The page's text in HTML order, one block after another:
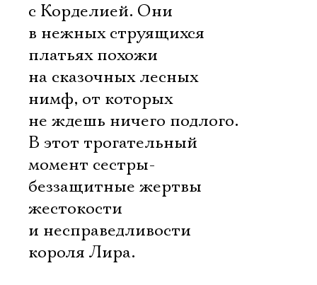
с Корделией. Они
в нежных струящихся
платьях похожи
на сказочных лесных
нимф, от которых
не ждешь ничего подлого.
В этот трогательный
момент сестры-
беззащитные жертвы
жестокости
и несправедливости
короля Лира.